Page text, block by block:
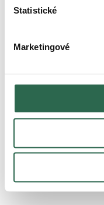
Statistické
Marketingové